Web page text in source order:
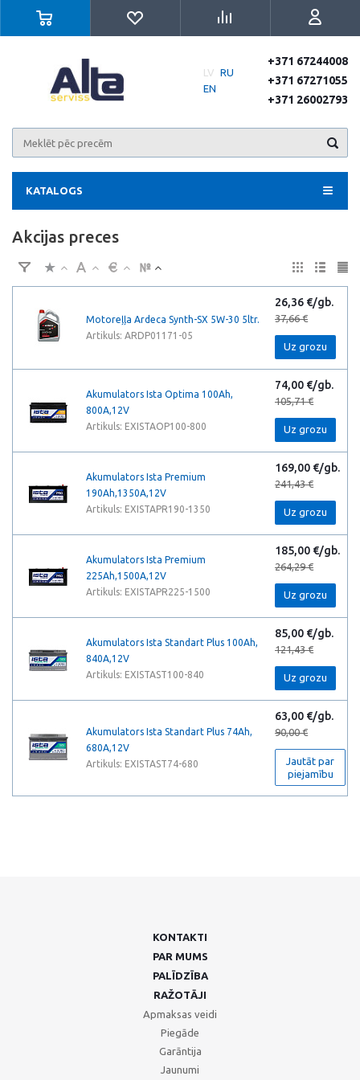
LV RU
EN
+371 67244008
+371 67271055
+371 26002793
KATALOGS
Akcijas preces
Motoreļļa Ardeca Synth-SX 5W-30 5ltr.
Artikuls: ARDP01171-05
26,36 €/gb.
37,66 €
Uz grozu
Akumulators Ista Optima 100Ah,
800A,12V
Artikuls: EXISTAOP100-800
74,00 €/gb.
105,71 €
Uz grozu
Akumulators Ista Premium
190Ah,1350A,12V
Artikuls: EXISTAPR190-1350
169,00 €/gb.
241,43 €
Uz grozu
Akumulators Ista Premium
225Ah,1500A,12V
Artikuls: EXISTAPR225-1500
185,00 €/gb.
264,29 €
Uz grozu
Akumulators Ista Standart Plus 100Ah,
840A,12V
Artikuls: EXISTAST100-840
85,00 €/gb.
121,43 €
Uz grozu
Akumulators Ista Standart Plus 74Ah,
680A,12V
Artikuls: EXISTAST74-680
63,00 €/gb.
90,00 €
Jautāt par
piejamību
KONTAKTI
PAR MUMS
PALĪDZĪBA
RAŽOTĀJI
Apmaksas veidi
Piegāde
Garāntija
Jaunumi